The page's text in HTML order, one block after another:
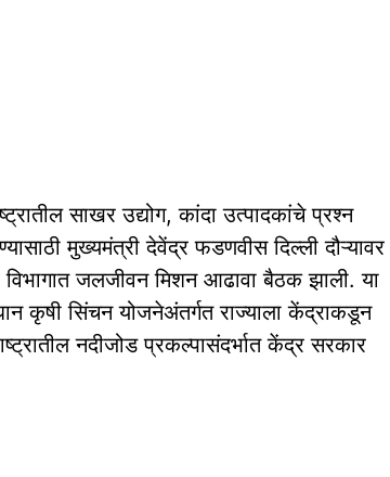
साखर उद्योग, कांदा उत्पादकांचे प्रश्न
मुख्यमंत्री देवेंद्र फडणवीस दिल्ली दौऱ्यावर
जलजीवन मिशन आढावा बैठक झाली. या
कृषी सिंचन योजनेअंतर्गत राज्याला केंद्राकडून
नदीजोड प्रकल्पासंदर्भात केंद्र सरकार